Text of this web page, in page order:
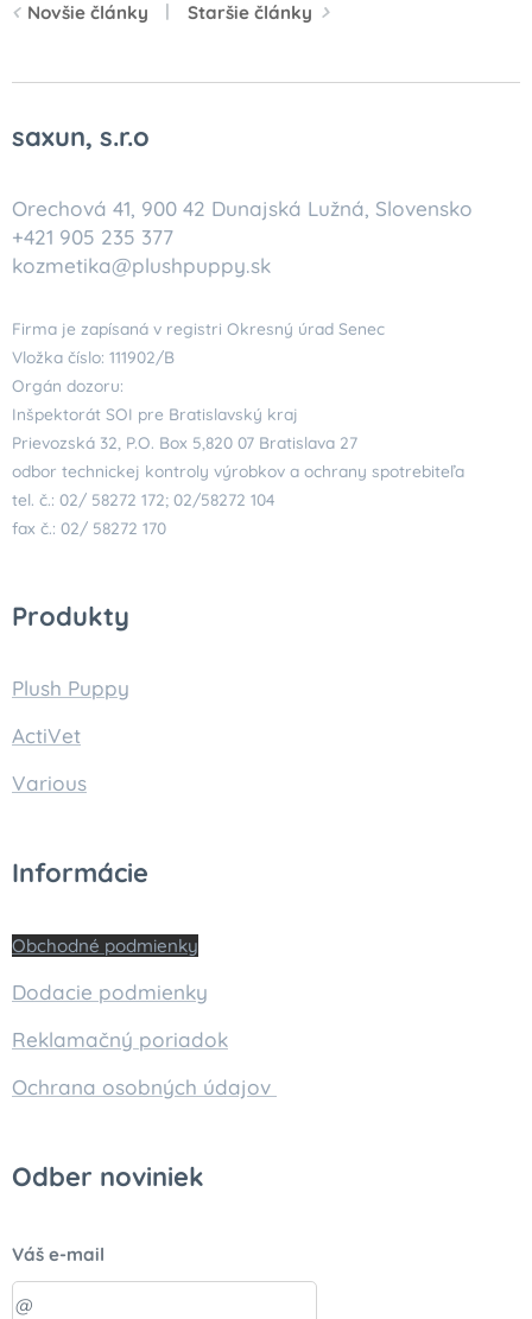
Novšie články Staršie články
saxun, s.r.o
Orechová 41, 900 42 Dunajská Lužná, Slovensko
+421 905 235 377
kozmetika@plushpuppy.sk
Firma je zapísaná v registri Okresný úrad Senec
Vložka číslo: 111902/B
Orgán dozoru:
Inšpektorát SOI pre Bratislavský kraj
Prievozská 32, P.O. Box 5,820 07 Bratislava 27
odbor technickej kontroly výrobkov a ochrany spotrebiteľa
tel. č.: 02/ 58272 172; 02/58272 104
fax č.: 02/ 58272 170
Produkty
Plush Puppy
ActiVet
Various
Informácie
Obchodné podmienky
Dodacie podmienky
Reklamačný poriadok
Ochrana osobných údajov
Odber noviniek
Váš e-mail